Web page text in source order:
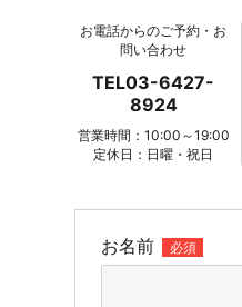
お電話からのご予約・お
問い合わせ
TEL03-6427-
8924
営業時間：10:00～19:00
定休日：日曜・祝日
お名前 必須